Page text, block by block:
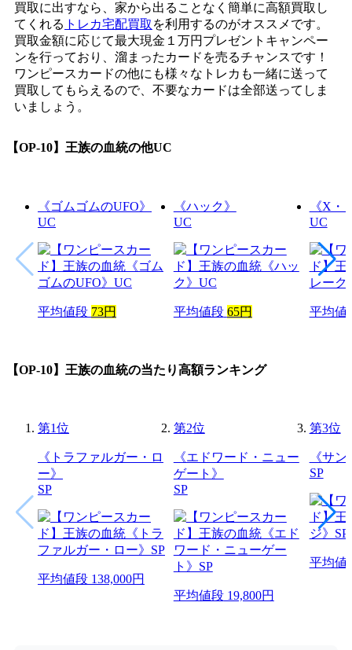
買取に出すなら、家から出ることなく簡単に高額買取し
てくれる トレカ宅配買取 を利用するのがオススメです。
買取金額に応じて最大現金１万円プレゼントキャンペー
ンを行っており、溜まったカードを売るチャンスです！
ワンピースカードの他にも様々なトレカも一緒に送って
買取してもらえるので、不要なカードは全部送ってしま
いましょう。
【OP-10】王族の血統の他UC
《ゴムゴムのUFO》
UC
平均値段 73円
《ハック》
UC
平均値段 65円
《X・
UC
平均値
【OP-10】王族の血統の当たり高額ランキング
第1位
《トラファルガー・ロ
ー》
SP
平均値段 138,000円
第2位
《エドワード・ニュー
ゲート》
SP
平均値段19,800円
第3位
《サ
SP
平均値